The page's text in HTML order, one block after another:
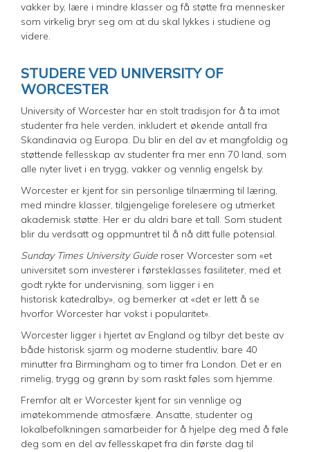
vakker by, lære i mindre klasser og få støtte fra mennesker
som virkelig bryr seg om at du skal lykkes i studiene og
videre.
STUDERE VED UNIVERSITY OF
WORCESTER
University of Worcester har en stolt tradisjon for å ta imot
studenter fra hele verden, inkludert et økende antall fra
Skandinavia og Europa. Du blir en del av et mangfoldig og
støttende fellesskap av studenter fra mer enn 70 land, som
alle nyter livet i en trygg, vakker og vennlig engelsk by.
Worcester er kjent for sin personlige tilnærming til læring,
med mindre klasser, tilgjengelige forelesere og utmerket
akademisk støtte. Her er du aldri bare et tall. Som student
blir du verdsatt og oppmuntret til å nå ditt fulle potensial.
Sunday Times University Guide roser Worcester som «et
universitet som investerer i førsteklasses fasiliteter, med et
godt rykte for undervisning, som ligger i en
historisk katedralby», og bemerker at «det er lett å se
hvorfor Worcester har vokst i popularitet».
Worcester ligger i hjertet av England og tilbyr det beste av
både historisk sjarm og moderne studentliv, bare 40
minutter fra Birmingham og to timer fra London. Det er en
rimelig, trygg og grønn by som raskt føles som hjemme.
Fremfor alt er Worcester kjent for sin vennlige og
imøtekommende atmosfære. Ansatte, studenter og
lokalbefolkningen samarbeider for å hjelpe deg med å føle
deg som en del av fellesskapet fra din første dag til